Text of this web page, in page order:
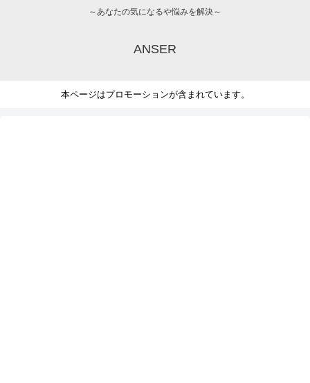
～あなたの気になるや悩みを解決～
ANSER
本ページはプロモーションが含まれています。